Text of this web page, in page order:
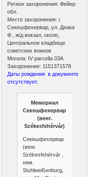
Регион захоронения: Фейер
обл.
Место захоронения: г.
Секешфехервар, ул. Деака
Ф., ж/д вокзал, около,
Центральное кладбище
советских воинов
Могила: IV parcella 03A
Захоронение: 1151371578
Даты рождения в документе
отсутствует.
Мемориал
Секешфехервар
(венг.
Székesfehérvár)
Секешфехервар
(венг.
Székesfehérvár ,
нем.
Stuhlweißenburg,